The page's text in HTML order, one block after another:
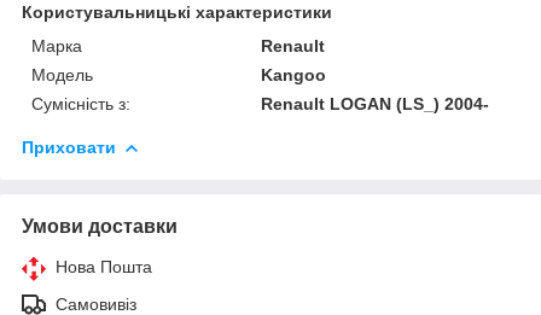
Користувальницькі характеристики
Марка
Renault
Модель
Kangoo
Сумісність з:
Renault LOGAN (LS_) 2004-
Приховати
Умови доставки
Нова Пошта
Самовивіз